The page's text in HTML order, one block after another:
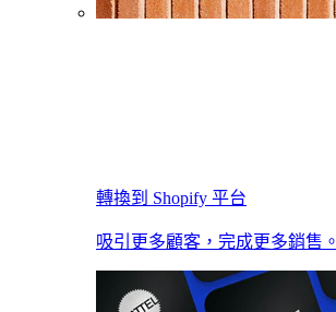
轉換到 Shopify 平台
吸引更多顧客，完成更多銷售。